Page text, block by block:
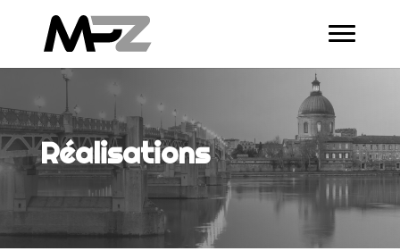
Réalisations